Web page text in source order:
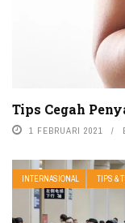
Tips Cegah
1 FEBRUARI 2021
INTERNASIONAL TIPS &